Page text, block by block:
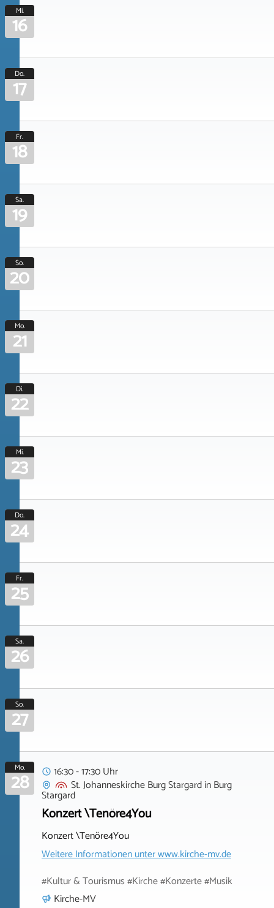
Mi.
16
Do.
17
Fr.
18
Sa.
19
So.
20
Mo.
21
Di.
22
Mi.
23
Do.
24
Fr.
25
Sa.
26
So.
27
Mo.
28
16:30 - 17:30 Uhr
St. Johanneskirche Burg StargardinBurg
Stargard
Konzert \Tenöre4You
Konzert \Tenöre4You
Weitere Informationen unterwww.kirche-mv.de
#Kultur & Tourismus #Kirche #Konzerte #Musik
Kirche-MV